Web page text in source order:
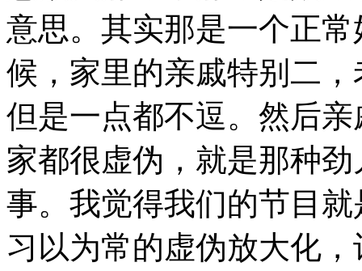
意思。其实那是一个正
候，家里的亲戚特别二
但是一点都不逗。然后
家都很虚伪，就是那种
事。我觉得我们的节目
习以为常的虚伪放大化